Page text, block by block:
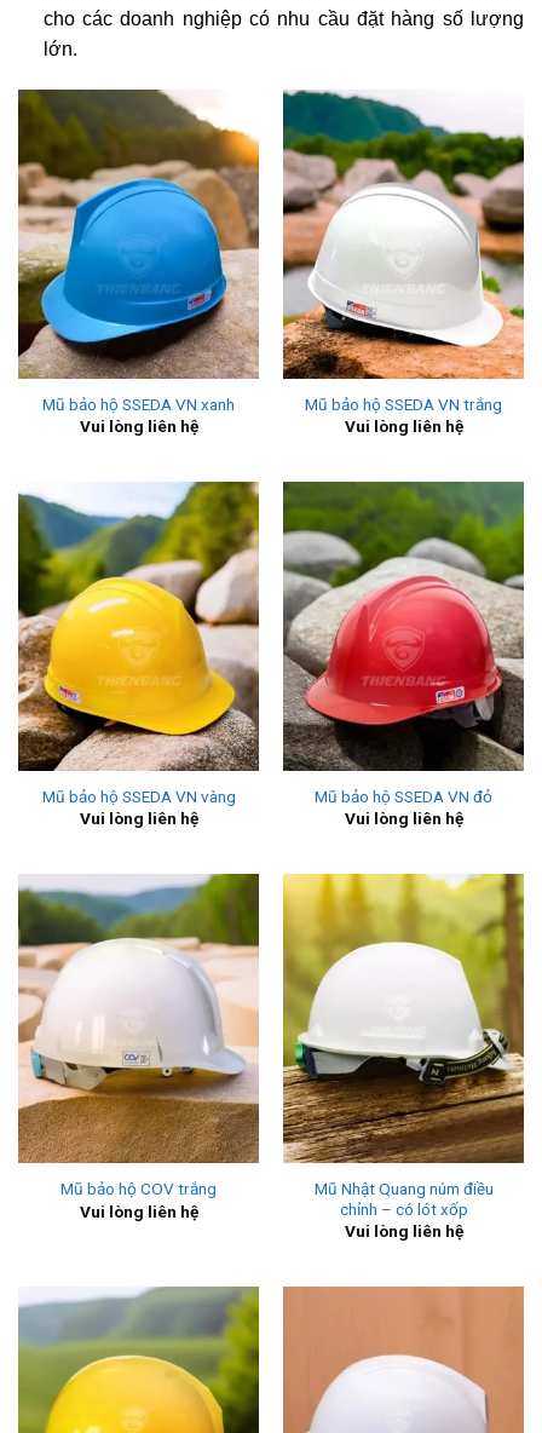
cho các doanh nghiệp có nhu cầu đặt hàng số lượng
lớn.
Mũ bảo hộ SSEDA VN xanh
Vui lòng liên hệ
Mũ bảo hộ SSEDA VN trắng
Vui lòng liên hệ
Mũ bảo hộ SSEDA VN vàng
Vui lòng liên hệ
Mũ bảo hộ SSEDA VN đỏ
Vui lòng liên hệ
Mũ bảo hộ COV trắng
Vui lòng liên hệ
Mũ Nhật Quang núm điều
chỉnh – có lót xốp
Vui lòng liên hệ